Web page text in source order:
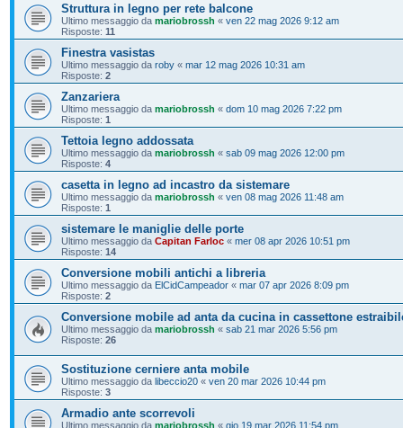
Struttura in legno per rete balcone
Ultimo messaggio da mariobrossh « ven 22 mag 2026 9:12 am
Risposte: 11
Finestra vasistas
Ultimo messaggio da roby « mar 12 mag 2026 10:31 am
Risposte: 2
Zanzariera
Ultimo messaggio da mariobrossh « dom 10 mag 2026 7:22 pm
Risposte: 1
Tettoia legno addossata
Ultimo messaggio da mariobrossh « sab 09 mag 2026 12:00 pm
Risposte: 4
casetta in legno ad incastro da sistemare
Ultimo messaggio da mariobrossh « ven 08 mag 2026 11:48 am
Risposte: 1
sistemare le maniglie delle porte
Ultimo messaggio da Capitan Farloc « mer 08 apr 2026 10:51 pm
Risposte: 14
Conversione mobili antichi a libreria
Ultimo messaggio da ElCidCampeador « mar 07 apr 2026 8:09 pm
Risposte: 2
Conversione mobile ad anta da cucina in cassettone
Ultimo messaggio da mariobrossh « sab 21 mar 2026 5:56 pm
Risposte: 26
Sostituzione cerniere anta mobile
Ultimo messaggio da libeccio20 « ven 20 mar 2026 10:44 pm
Risposte: 3
Armadio ante scorrevoli
Ultimo messaggio da mariobrossh « gio 19 mar 2026 11:54 pm